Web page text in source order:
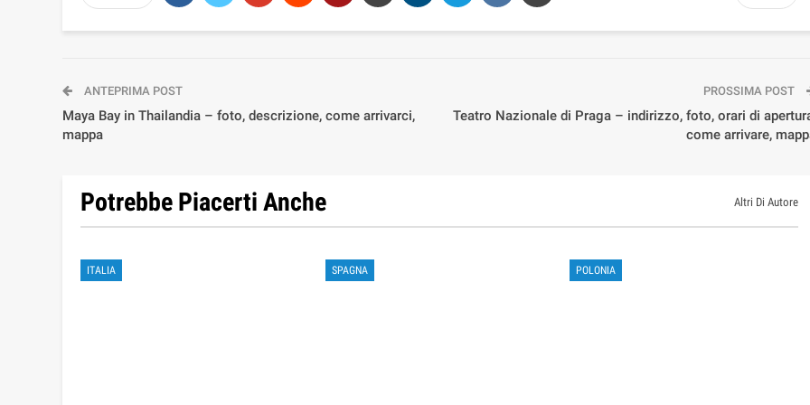
ANTEPRIMA POST
Maya Bay in Thailandia – foto, descrizione, come arrivarci,
mappa
PROSSIMA POST
Teatro Nazionale di Praga – indirizzo, foto, orari di
come arrivare,
Potrebbe Piacerti Anche Altri Di Autore
ITALIA SPAGNA POLONIA